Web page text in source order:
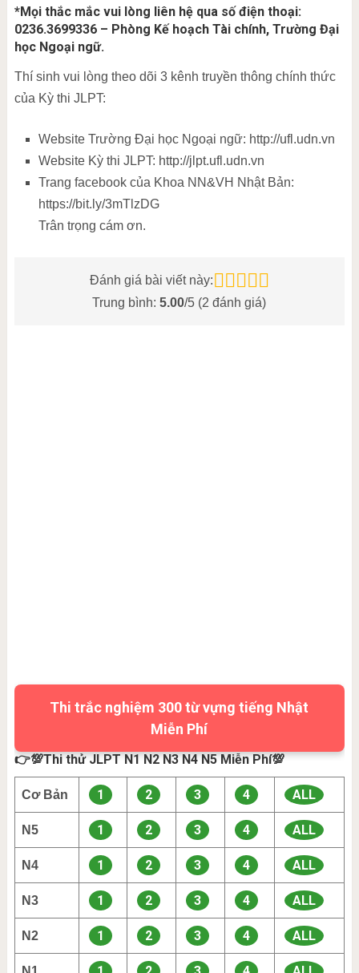
*Mọi thắc mắc vui lòng liên hệ qua số điện thoại:
0236.3699336 – Phòng Kế hoạch Tài chính, Trường Đại
học Ngoại ngữ.
Thí sinh vui lòng theo dõi 3 kênh truyền thông chính thức
của Kỳ thi JLPT:
Website Trường Đại học Ngoại ngữ: http://ufl.udn.vn
Website Kỳ thi JLPT: http://jlpt.ufl.udn.vn
Trang facebook của Khoa NN&VH Nhật Bản:
https://bit.ly/3mTlzDG
Trân trọng cám ơn.
Đánh giá bài viết này:
Trung bình:5.00/5 (2 đánh giá)
Thi trắc nghiệm 300 từ vựng tiếng Nhật
Miễn Phí
👉💯Thi thử JLPT N1 N2 N3 N4 N5 Miễn Phí💯
Cơ Bản 1 2 3 4 ALL
N5 1 2 3 4 ALL
N4 1 2 3 4 ALL
N3 1 2 3 4 ALL
N2 1 2 3 4 ALL